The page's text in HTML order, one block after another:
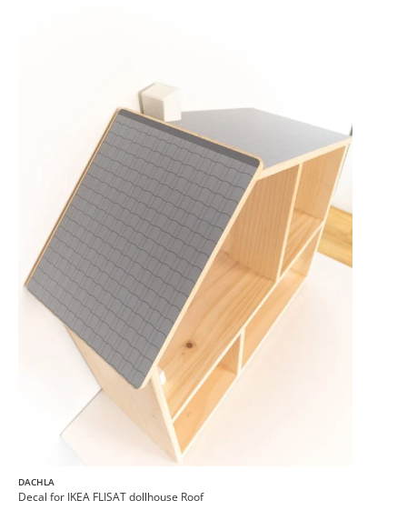
DACHLA
Decal for IKEA FLISAT dollhouse Roof